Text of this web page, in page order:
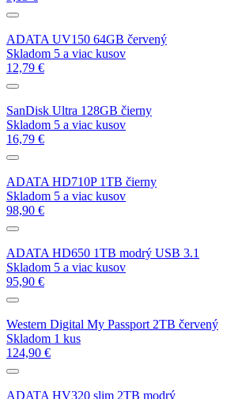
ADATA UV150 64GB červený
Skladom 5 a viac kusov
12,79 €
SanDisk Ultra 128GB čierny
Skladom 5 a viac kusov
16,79 €
ADATA HD710P 1TB čierny
Skladom 5 a viac kusov
98,90 €
ADATA HD650 1TB modrý USB 3.1
Skladom 5 a viac kusov
95,90 €
Western Digital My Passport 2TB červený
Skladom 1 kus
124,90 €
ADATA HV320 slim 2TB modrý